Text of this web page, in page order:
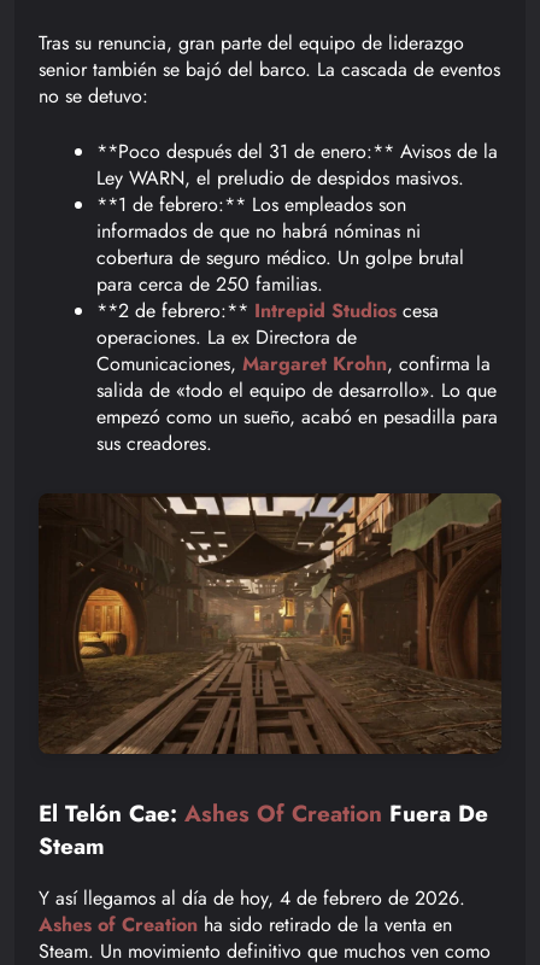
Tras su renuncia, gran parte del equipo de liderazgo
senior también se bajó del barco. La cascada de eventos
no se detuvo:
**Poco después del 31 de enero:** Avisos de la
Ley WARN, el preludio de despidos masivos.
**1 de febrero:** Los empleados son
informados de que no habrá nóminas ni
cobertura de seguro médico. Un golpe brutal
para cerca de 250 familias.
**2 de febrero:** Intrepid Studios cesa
operaciones. La ex Directora de
Comunicaciones, Margaret Krohn, confirma la
salida de «todo el equipo de desarrollo». Lo que
empezó como un sueño, acabó en pesadilla para
sus creadores.
El Telón Cae: Ashes Of Creation Fuera De
Steam
Y así llegamos al día de hoy, 4 de febrero de 2026.
Ashes of Creation ha sido retirado de la venta en
Steam. Un movimiento definitivo que muchos ven como